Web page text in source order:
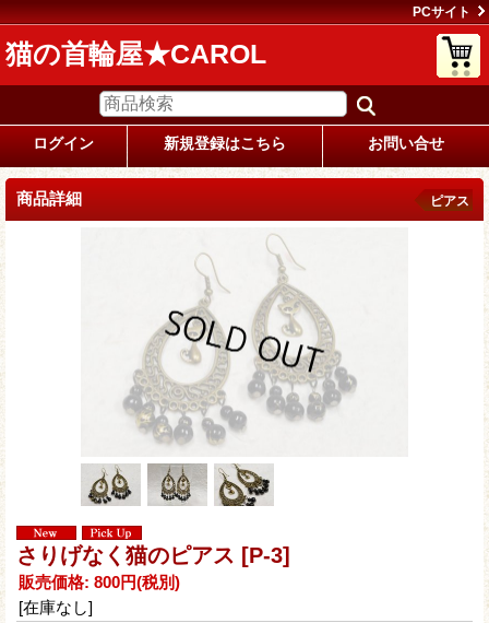
PCサイト
猫の首輪屋★CAROL
ログイン 新規登録はこちら お問い合せ
商品詳細 ピアス
さりげなく猫のピアス [P-3]
販売価格: 800円(税別)
[在庫なし]